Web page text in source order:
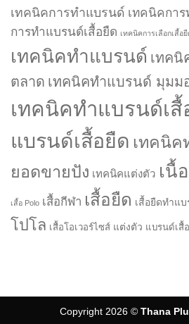
เทคนิคการทำแบรนด์ เทคนิคการ
การทำแบรนด์เสื้อยืด เทคนิคการเลือกเสื้อยื
เทคนิคทำแบรนด์ เทคนิ
ตลาด เทคนิคทำแบรนด์ มุมม
เทคนิคทำแบรนด์เสื้
แบรนด์เสื้อยืด เทคนิค
ยอดขายปัง เทคนิคแต่งตัว เนื้
เสื้อ Polo เสื้อกีฬา เสื้อยืด เสื้อยืดทำแ
โปโล เสื้อโอเวอร์ไซส์ แต่งตัว แบรนด์เสื้อ
Copyright 2026 © Thana